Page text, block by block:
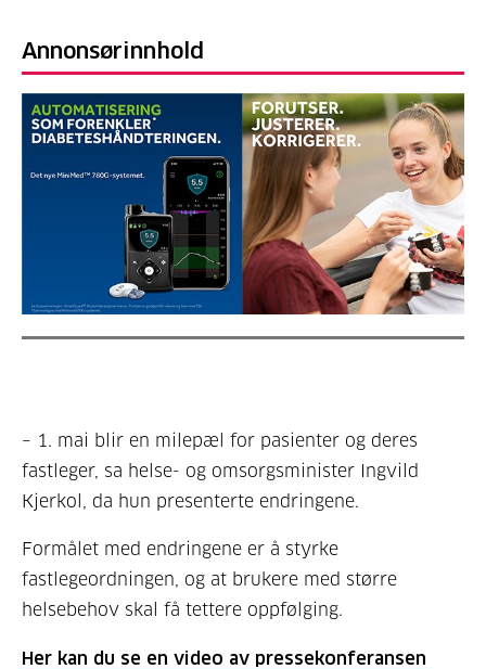
Annonsørinnhold
– 1. mai blir en milepæl for pasienter og deres
fastleger, sa helse- og omsorgsminister Ingvild
Kjerkol, da hun presenterte endringene.
Formålet med endringene er å styrke
fastlegeordningen, og at brukere med større
helsebehov skal få tettere oppfølging.
Her kan du se en video av pressekonferansen